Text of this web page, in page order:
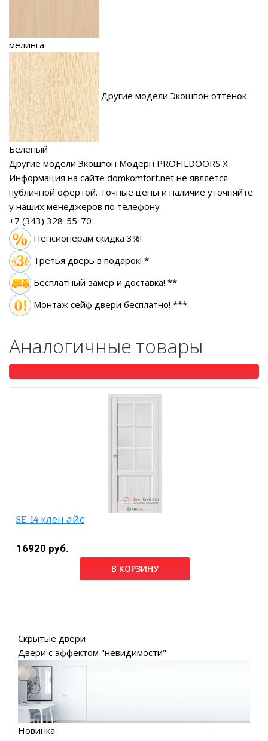
мелинга
Другие модели Экошпон оттенок
Беленый
Другие модели Экошпон Модерн PROFILDOORS X
Информация на сайте domkomfort.net не является
публичной офертой. Точные цены и наличие уточняйте
у наших менеджеров по телефону
+7 (343) 328-55-70 .
Пенсионерам скидка 3%!
Третья дверь в подарок! *
Бесплатный замер и доставка! **
Монтаж сейф двери бесплатно! ***
Аналогичные товары
SE-14 клен айс
16920 руб.
В КОРЗИНУ
Скрытые двери
Двери с эффектом "невидимости"
Новинка